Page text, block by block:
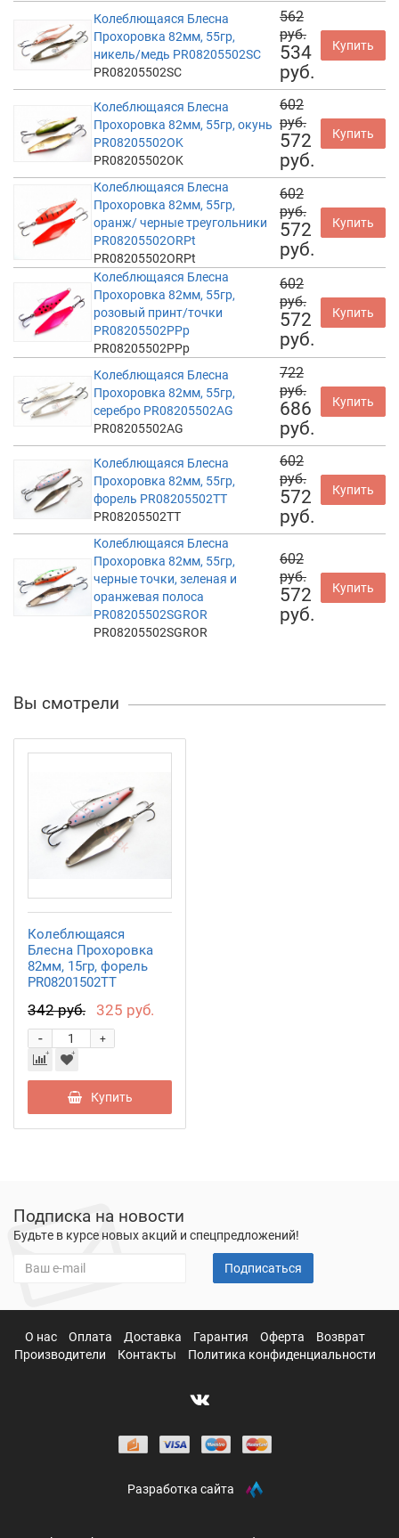
Колеблющаяся Блесна
Прохоровка 82мм, 55гр,
никель/медь PR08205502SC
PR08205502SC
562
руб.
534
руб.
Купить
Колеблющаяся Блесна
Прохоровка 82мм, 55гр, окунь
PR08205502OK
PR08205502OK
602
руб.
572
руб.
Купить
Колеблющаяся Блесна
Прохоровка 82мм, 55гр,
оранж/ черные треугольники
PR08205502ORPt
PR08205502ORPt
602
руб.
572
руб.
Купить
Колеблющаяся Блесна
Прохоровка 82мм, 55гр,
розовый принт/точки
PR08205502PPp
PR08205502PPp
602
руб.
572
руб.
Купить
Колеблющаяся Блесна
Прохоровка 82мм, 55гр,
серебро PR08205502AG
PR08205502AG
722
руб.
686
руб.
Купить
Колеблющаяся Блесна
Прохоровка 82мм, 55гр,
форель PR08205502TT
PR08205502TT
602
руб.
572
руб.
Купить
Колеблющаяся Блесна
Прохоровка 82мм, 55гр,
черные точки, зеленая и
оранжевая полоса
PR08205502SGROR
PR08205502SGROR
602
руб.
572
руб.
Купить
Вы смотрели
Колеблющаяся
Блесна Прохоровка
82мм, 15гр, форель
PR08201502TT
342 руб. 325 руб.
+
-
Купить
Подписка на новости
Будьте в курсе новых акций и спецпредложений!
Подписаться
О нас Оплата Доставка Гарантия Оферта
Возврат
Производители
Контакты Политика конфиденциальности
Разработка сайта